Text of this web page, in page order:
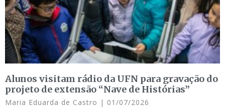
Alunos visitam rádio da UFN para gravação do
projeto de extensão “Nave de Histórias”
Maria Eduarda de Castro 01/07/2026